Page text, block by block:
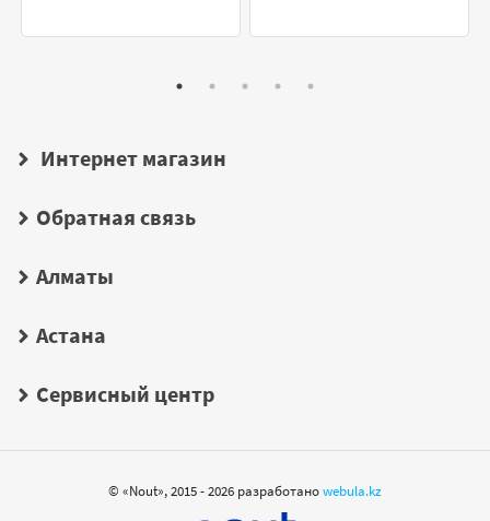
Интернет магазин
Обратная связь
Алматы
Астана
Сервисный центр
© «Nout», 2015 - 2026 разработаноwebula.kz